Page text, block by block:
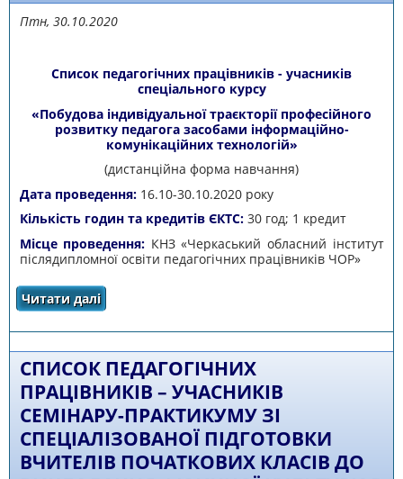
Птн, 30.10.2020
Список педагогічних працівників - учасників
спеціального курсу
«Побудова індивідуальної траєкторії професійного
розвитку педагога засобами інформаційно-
комунікаційних технологій»
(дистанційна форма навчання)
Дата проведення:16.10-30.10.2020 року
Кількість годин та кредитів ЄКТС:30 год; 1 кредит
Місце проведення: КНЗ «Черкаський обласний інститут
післядипломної освіти педагогічних працівників ЧОР»
Читати далі
індивідуальної траєкторії професійного
комунікаційних технологій» (дистанційна
форма навчання)
СПИСОК ПЕДАГОГІЧНИХ
ПРАЦІВНИКІВ – УЧАСНИКІВ
СЕМІНАРУ-ПРАКТИКУМУ ЗІ
СПЕЦІАЛІЗОВАНОЇ ПІДГОТОВКИ
ВЧИТЕЛІВ ПОЧАТКОВИХ КЛАСІВ ДО